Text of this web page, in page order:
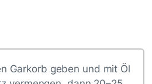
Garkorb geben und mit Öl